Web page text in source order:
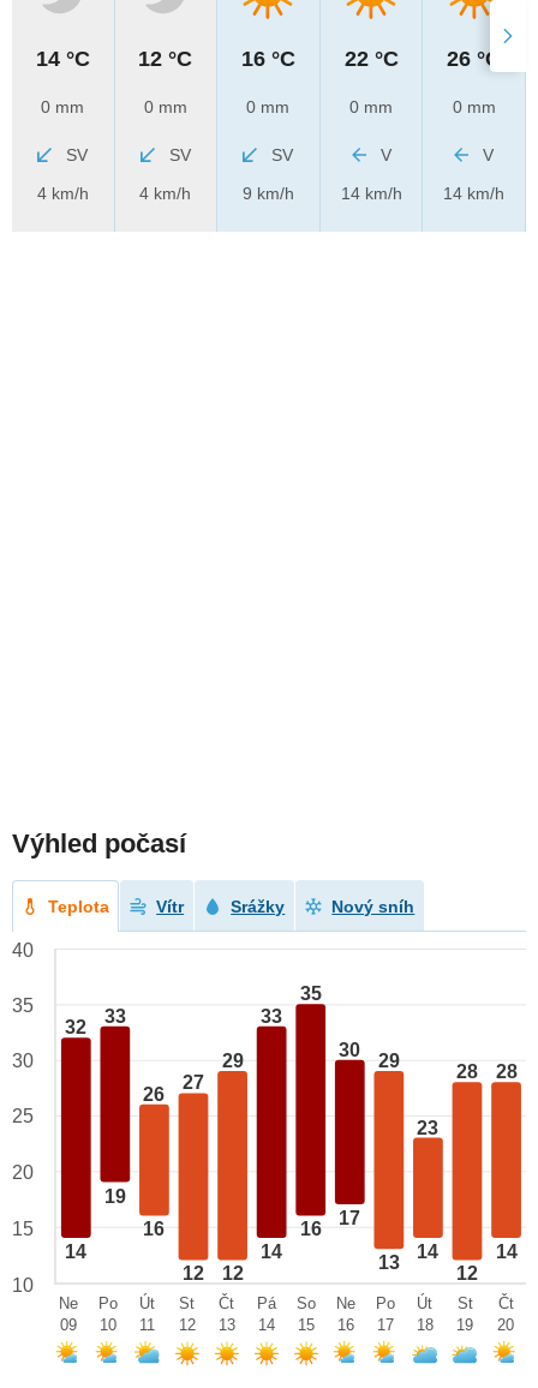
14 °C
0 mm
SV
4 km/h
12 °C
0 mm
SV
4 km/h
16 °C
0 mm
SV
9 km/h
22 °C
0 mm
V
14 km/h
26 °C
0 mm
V
14 km/h
Výhled počasí
Teplota Vítr Srážky Nový sníh
32
14
33
19
26
16
27
12
29
12
33
14
35
16
30
17
29
13
23
14
28
12
28
14
40
35
30
25
20
15
10
Ne
09
Po
10
Út
11
St
12
Čt
13
Pá
14
So
15
Ne
16
Po
17
Út
18
St
19
Čt
20